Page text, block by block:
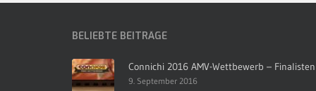
BELIEBTE BEITRÄGE
Connichi 2016 AMV-Wettbewerb – Finalisten
9. September 2016